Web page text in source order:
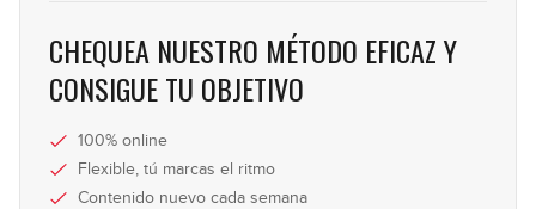
CHEQUEA NUESTRO MÉTODO EFICAZ Y
CONSIGUE TU OBJETIVO
100% online
Flexible, tú marcas el ritmo
Contenido nuevo cada semana